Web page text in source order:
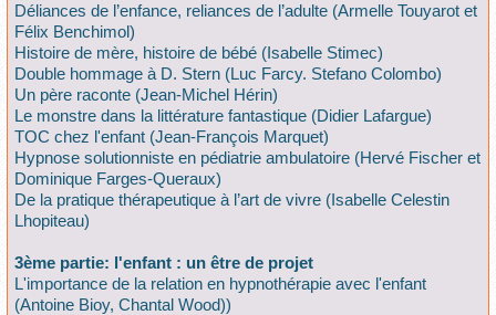
Déliances de l’enfance, reliances de l’adulte (Armelle Touyarot et
Félix Benchimol)
Histoire de mère, histoire de bébé (Isabelle Stimec)
Double hommage à D. Stern (Luc Farcy. Stefano Colombo)
Un père raconte (Jean-Michel Hérin)
Le monstre dans la littérature fantastique (Didier Lafargue)
TOC chez l'enfant (Jean-François Marquet)
Hypnose solutionniste en pédiatrie ambulatoire (Hervé Fischer et
Dominique Farges-Queraux)
De la pratique thérapeutique à l’art de vivre (Isabelle Celestin
Lhopiteau)
3ème partie: l'enfant : un être de projet
L'importance de la relation en hypnothérapie avec l'enfant
(Antoine Bioy, Chantal Wood))